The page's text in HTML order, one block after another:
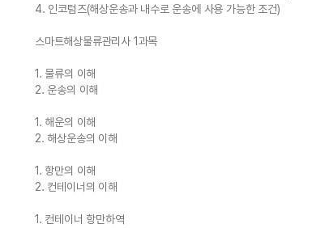
4. 인코텀즈(해상운송과 내수로 운송에 사용 가능한 조건)
스마트해상물류관리사 1과목
1. 물류의 이해
2. 운송의 이해
1. 해운의 이해
2. 해상운송의 이해
1. 항만의 이해
2. 컨테이너의 이해
1. 컨테이너 항만하역